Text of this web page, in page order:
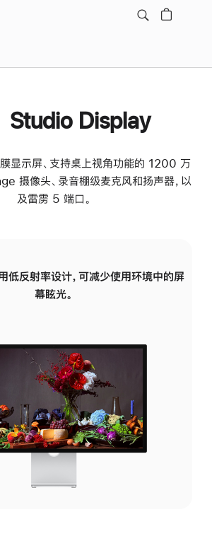
Studio Display
显示屏、支持桌上视角功能的 1200 万
摄像头、录音棚级麦克风和扬声器，以
及雷雳 5 端口。
低反射率设计，可减少使用环境中的屏
幕眩光。